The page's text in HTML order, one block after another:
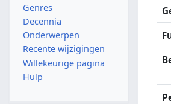
Genres
Decennia
Onderwerpen
Recente wijzigingen
Willekeurige pagina
Hulp